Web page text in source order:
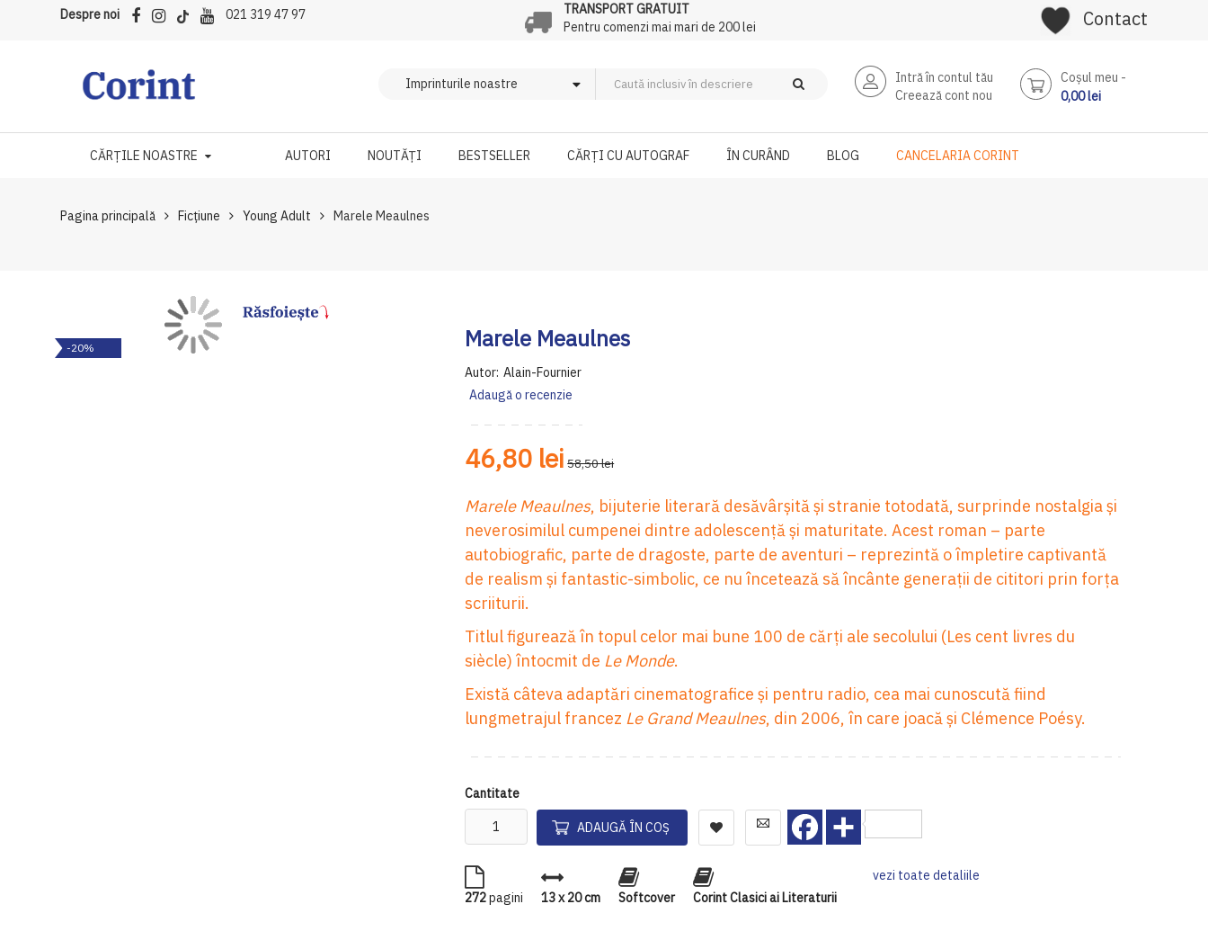
Despre noi 021 319 47 97
TRANSPORT GRATUIT
Pentru comenzi mai mari de 200 lei
Contact
Intră în contul tău
Creează cont nou
Coşul meu
0,00 lei
CĂRȚILE NOASTRE AUTORI NOUTĂȚI BESTSELLER CĂRȚI CU AUTOGRAF ÎN CURÂND BLOG CANCELARIA CORINT
Pagina principală Ficțiune Young Adult Marele Meaulnes
Marele Meaulnes
Autor: Alain-Fournier
Adaugă o recenzie
46,80 lei 58,50 lei
Marele Meaulnes, bijuterie literară desăvârșită și stranie totodată, surprinde nostalgia și
neverosimilul cumpenei dintre adolescență și maturitate. Acest roman – parte
autobiografic, parte de dragoste, parte de aventuri – reprezintă o împletire captivantă
de realism și fantastic-simbolic, ce nu încetează să încânte generații de cititori prin forța
scriiturii.
Titlul figurează în topul celor mai bune 100 de cărți ale secolului (Les cent livres du
siècle) întocmit de Le Monde.
Există câteva adaptări cinematografice și pentru radio, cea mai cunoscută fiind
lungmetrajul francez Le Grand Meaulnes, din 2006, în care joacă și Clémence Poésy.
Cantitate
ADAUGĂ ÎN COȘ
Facebook
272pagini 13 x 20 cm Softcover Corint Clasici ai Literaturii
vezi toate detaliile
to-20%